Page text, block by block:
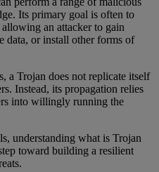
Its primary goal is often to
an attacker to gain
data, or install other forms of
a Trojan does not replicate itself
Instead, its propagation relies
into willingly running the
understanding what is Trojan
toward building a resilient